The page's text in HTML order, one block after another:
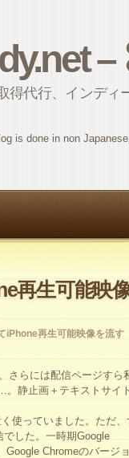
代行、インデ
is done in non
再生可能映
iPhone再生可能映像を流す
さらには配信ページすら
静止画＋テキストサイト
使っていました。ただ、
した。一時期Google
Google Chromeのバージ